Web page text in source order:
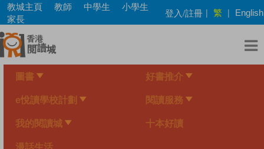
Skip
main
content
教城主頁 教師 中學生
小學生
家長
登入/註冊 | 繁 | English
圖書 好書推介
e悅讀學校計劃 閱讀服務
我的閱讀城 十本好讀
漫話生活